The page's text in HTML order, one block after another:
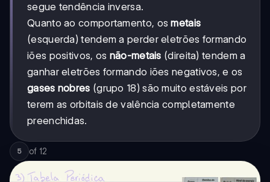
segue tendência inversa.
Quanto ao comportamento, osmetais
(esquerda) tendem a perder eletrões formando
iões positivos, os não-metais (direita) tendem a
ganhar eletrões formando iões negativos, e os
gases nobres (grupo 18) são muito estáveis por
terem as orbitais de valência completamente
preenchidas.
5 of 12